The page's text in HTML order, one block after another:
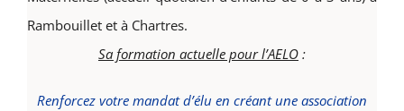
Rambouillet et à Chartres.
Sa formation actuelle pour l’AELO :
Renforcez votre mandat d’élu en créant une association